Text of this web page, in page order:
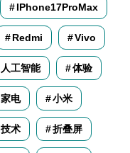
IPhone17ProMax
Redmi Vivo
人工智能 体验
家电 小米
技术 折叠屏